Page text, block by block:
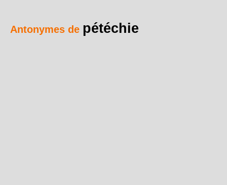
Antonymes de pétéchie